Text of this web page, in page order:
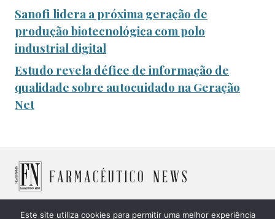
Sanofi lidera a próxima geração de
produção biotecnológica com polo
industrial digital
Estudo revela défice de informação de
qualidade sobre autocuidado na Geração
Net
Este site utiliza cookies para permitir uma melhor experiência